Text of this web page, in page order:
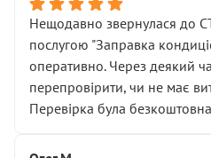
Нещодавно звернулася до
послугою "Заправка
оперативно. Через деякий
перепровірити, чи не має
Перевірка була